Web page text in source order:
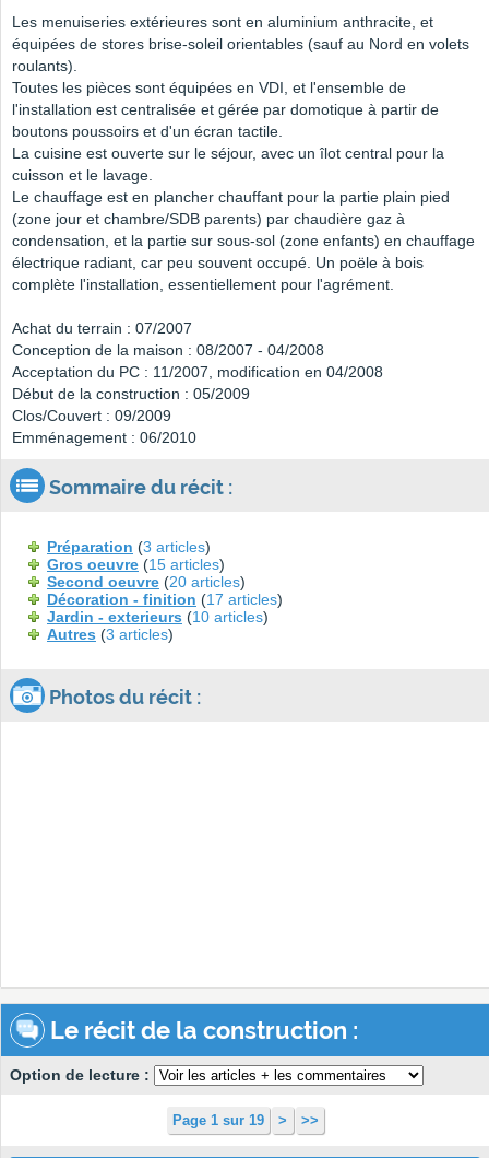
Les menuiseries extérieures sont en aluminium anthracite, et
équipées de stores brise-soleil orientables (sauf au Nord en volets
roulants).
Toutes les pièces sont équipées en VDI, et l'ensemble de
l'installation est centralisée et gérée par domotique à partir de
boutons poussoirs et d'un écran tactile.
La cuisine est ouverte sur le séjour, avec un îlot central pour la
cuisson et le lavage.
Le chauffage est en plancher chauffant pour la partie plain pied
(zone jour et chambre/SDB parents) par chaudière gaz à
condensation, et la partie sur sous-sol (zone enfants) en chauffage
électrique radiant, car peu souvent occupé. Un poële à bois
complète l'installation, essentiellement pour l'agrément.
Achat du terrain : 07/2007
Conception de la maison : 08/2007 - 04/2008
Acceptation du PC : 11/2007, modification en 04/2008
Début de la construction : 05/2009
Clos/Couvert : 09/2009
Emménagement : 06/2010
Sommaire du récit :
Préparation (3 articles)
Gros oeuvre (15 articles)
Second oeuvre (20 articles)
Décoration - finition (17 articles)
Jardin - exterieurs (10 articles)
Autres (3 articles)
Photos du récit :
Le récit de la construction :
Option de lecture :
Page 1 sur 19 > >>